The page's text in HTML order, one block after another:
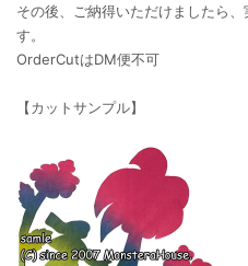
その後、ご納得いただけましたら
す。
OrderCutはDM便不可
【カットサンプル】